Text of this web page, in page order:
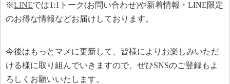
※LINEでは1:1トーク(お問い合わせ)や新着情報・LINE限定
のお得な情報などお届けしております。
今後はもっとマメに更新して、皆様によりお楽しみいただ
ける様に取り組んでいきますので、ぜひSNSのご登録もよ
ろしくお願いいたします。